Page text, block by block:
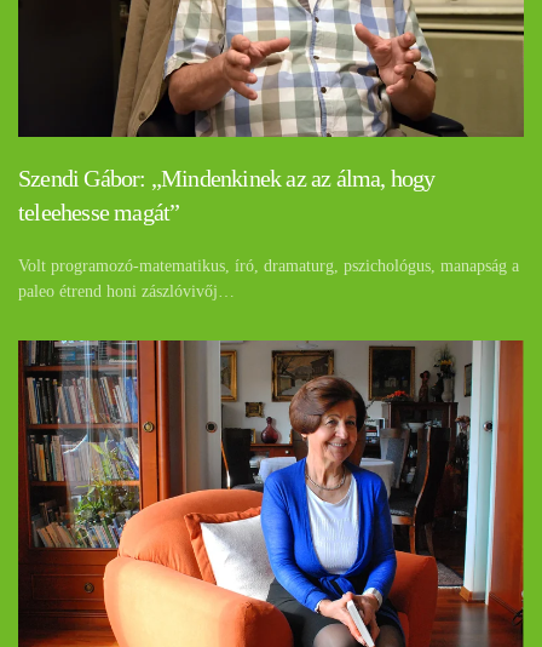
Szendi Gábor: „Mindenkinek az az álma, hogy
teleehesse magát”
Volt programozó-matematikus, író, dramaturg, pszichológus, manapság a
paleo étrend honi zászlóvivőj…